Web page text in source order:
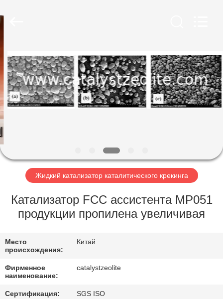
ДОМ
ПРОДУКТЫ
О
НАС
ПУТЕШЕСТВИЕ
ФАБРИКИ
ПРОВЕРКА
СВЯЖИТЕСЬ
МЫ
CO.,LTD.
All
Жидкий катализатор каталитического крекинга
Катализатор FCC ассистента MP051
продукции пропилена увеличивая
Место
происхождения:
Китай
Фирменное
наименование:
catalystzeolite
Сертификация: SGS ISO